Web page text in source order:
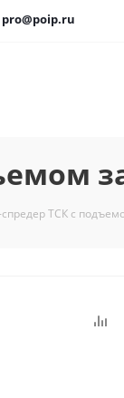
pro@poip.ru
ТСК с